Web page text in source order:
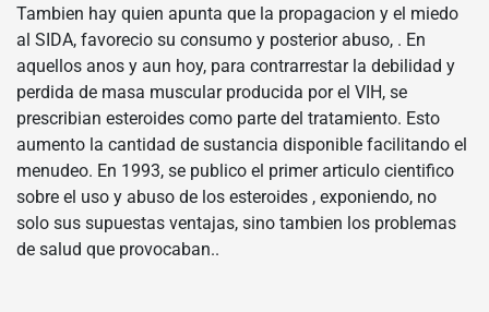
Tambien hay quien apunta que la propagacion y el miedo
al SIDA, favorecio su consumo y posterior abuso, . En
aquellos anos y aun hoy, para contrarrestar la debilidad y
perdida de masa muscular producida por el VIH, se
prescribian esteroides como parte del tratamiento. Esto
aumento la cantidad de sustancia disponible facilitando el
menudeo. En 1993, se publico el primer articulo cientifico
sobre el uso y abuso de los esteroides , exponiendo, no
solo sus supuestas ventajas, sino tambien los problemas
de salud que provocaban..